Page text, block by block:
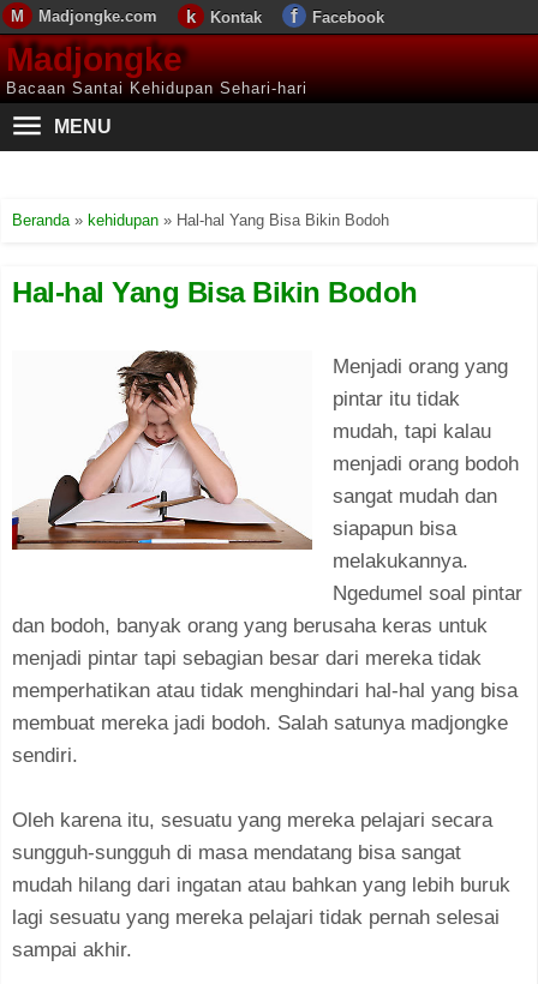
Madjongke.com Kontak Facebook
Madjongke
Bacaan Santai Kehidupan Sehari-hari
MENU
Beranda» kehidupan » Hal-hal Yang Bisa Bikin Bodoh
Hal-hal Yang Bisa Bikin Bodoh
Menjadi orang yang
pintar itu tidak
mudah, tapi kalau
menjadi orang bodoh
sangat mudah dan
siapapun bisa
melakukannya.
Ngedumel soal pintar
dan bodoh, banyak orang yang berusaha keras untuk
menjadi pintar tapi sebagian besar dari mereka tidak
memperhatikan atau tidak menghindari hal-hal yang bisa
membuat mereka jadi bodoh. Salah satunya madjongke
sendiri.
Oleh karena itu, sesuatu yang mereka pelajari secara
sungguh-sungguh di masa mendatang bisa sangat
mudah hilang dari ingatan atau bahkan yang lebih buruk
lagi sesuatu yang mereka pelajari tidak pernah selesai
sampai akhir.